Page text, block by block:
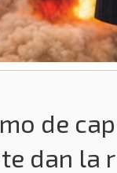
de
dan la